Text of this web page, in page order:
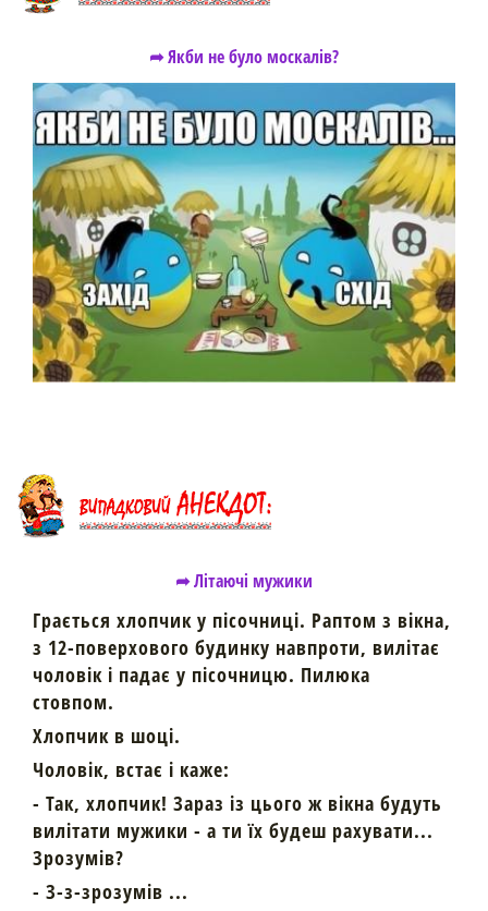
➦ Якби не було москалів?
➦ Літаючі мужики
Грається хлопчик у пісочниці. Раптом з вікна,
з 12-поверхового будинку навпроти, вилітає
чоловік і падає у пісочницю. Пилюка
стовпом.
Хлопчик в шоці.
Чоловік, встає і каже:
- Так, хлопчик! Зараз із цього ж вікна будуть
вилітати мужики - а ти їх будеш рахувати...
Зрозумів?
- З-з-зрозумів ...